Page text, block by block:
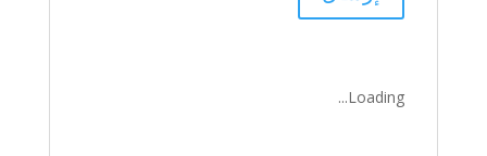
Loading...